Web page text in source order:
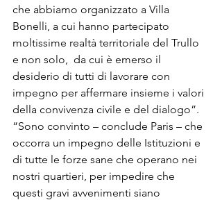
che abbiamo organizzato a Villa
Bonelli, a cui hanno partecipato
moltissime realtà territoriale del Trullo
e non solo,  da cui è emerso il
desiderio di tutti di lavorare con
impegno per affermare insieme i valori
della convivenza civile e del dialogo”.
“Sono convinto – conclude Paris – che
occorra un impegno delle Istituzioni e
di tutte le forze sane che operano nei
nostri quartieri, per impedire che
questi gravi avvenimenti siano